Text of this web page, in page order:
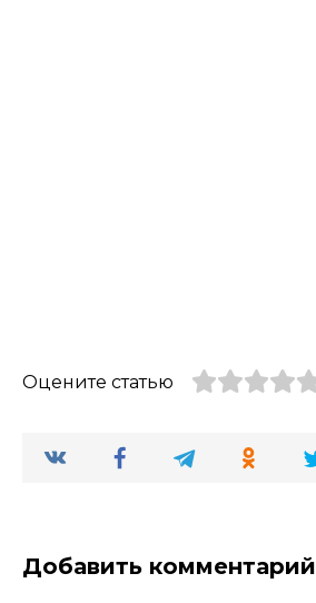
Оцените статью
Добавить комментарий